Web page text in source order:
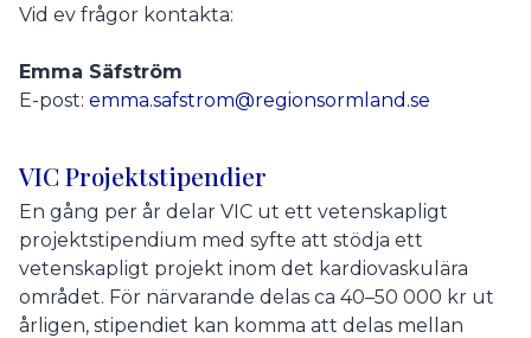
Vid ev frågor kontakta:
Emma Säfström
E-post: emma.safstrom@regionsormland.se
VIC Projektstipendier
En gång per år delar VIC ut ett vetenskapligt
projektstipendium med syfte att stödja ett
vetenskapligt projekt inom det kardiovaskulära
området. För närvarande delas ca 40–50 000 kr ut
årligen, stipendiet kan komma att delas mellan